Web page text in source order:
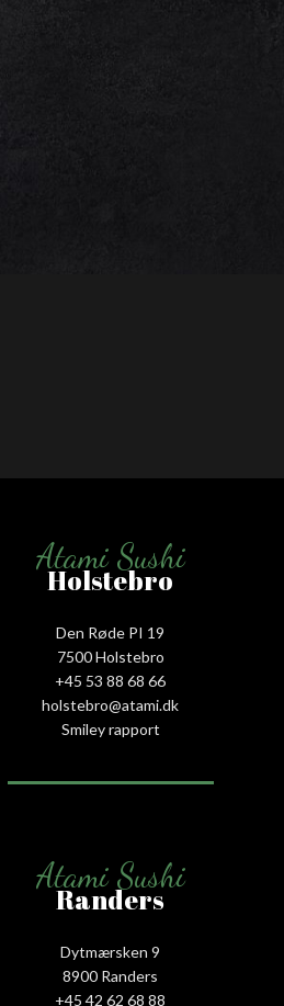
Atami Sushi
Holstebro
Den Røde PI 19
7500 Holstebro
+45 53 88 68 66
holstebro@atami.dk
Smiley rapport
Atami Sushi
Randers
Dytmærsken 9
8900 Randers
+45 42 62 68 88